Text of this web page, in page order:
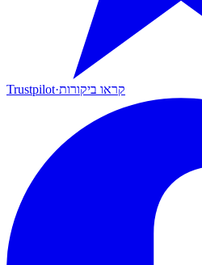
Trustpilot·קראו ביקורות